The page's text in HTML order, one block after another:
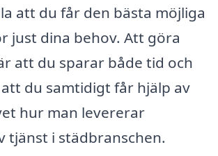
att du får den bästa möjliga
just dina behov. Att göra
att du sparar både tid och
du samtidigt får hjälp av
hur man levererar
tjänst i städbranschen.